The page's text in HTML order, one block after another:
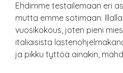
Ehdimme testailemaan eri
mutta emme sotimaan.
vuosikokous, joten pieni
italiaisista
ja pikku tyttöä ainakin,